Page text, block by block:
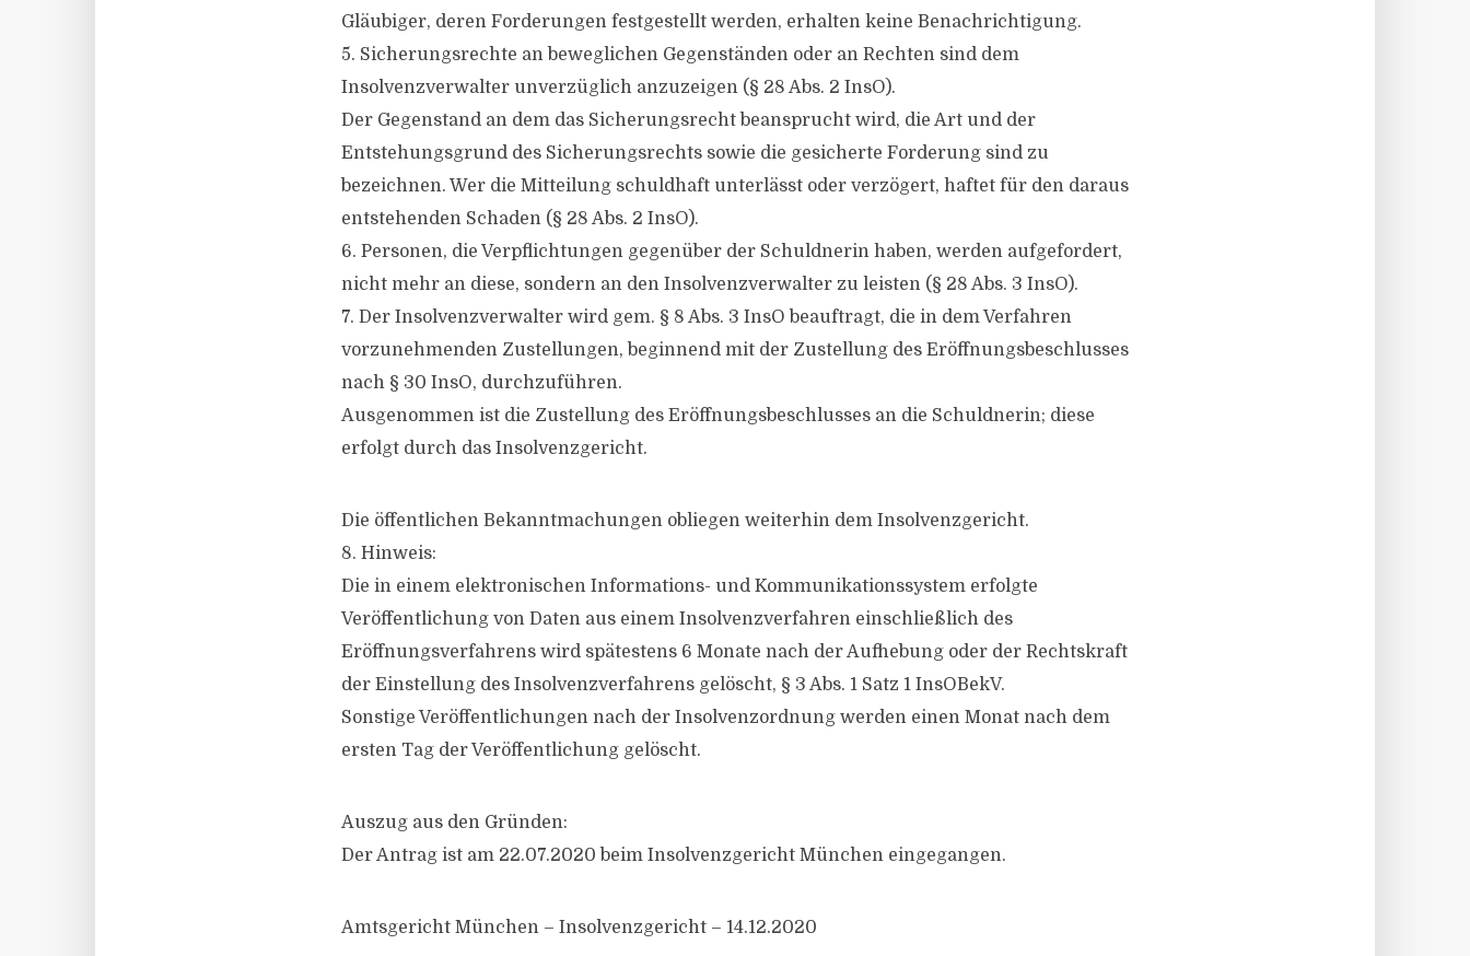
Gläubiger, deren Forderungen festgestellt werden, erhalten keine Benachrichtigung.
5. Sicherungsrechte an beweglichen Gegenständen oder an Rechten sind dem
Insolvenzverwalter unverzüglich anzuzeigen (§ 28 Abs. 2 InsO).
Der Gegenstand an dem das Sicherungsrecht beansprucht wird, die Art und der
Entstehungsgrund des Sicherungsrechts sowie die gesicherte Forderung sind zu
bezeichnen. Wer die Mitteilung schuldhaft unterlässt oder verzögert, haftet für den daraus
entstehenden Schaden (§ 28 Abs. 2 InsO).
6. Personen, die Verpflichtungen gegenüber der Schuldnerin haben, werden aufgefordert,
nicht mehr an diese, sondern an den Insolvenzverwalter zu leisten (§ 28 Abs. 3 InsO).
7. Der Insolvenzverwalter wird gem. § 8 Abs. 3 InsO beauftragt, die in dem Verfahren
vorzunehmenden Zustellungen, beginnend mit der Zustellung des Eröffnungsbeschlusses
nach § 30 InsO, durchzuführen.
Ausgenommen ist die Zustellung des Eröffnungsbeschlusses an die Schuldnerin; diese
erfolgt durch das Insolvenzgericht.
Die öffentlichen Bekanntmachungen obliegen weiterhin dem Insolvenzgericht.
8. Hinweis:
Die in einem elektronischen Informations- und Kommunikationssystem erfolgte
Veröffentlichung von Daten aus einem Insolvenzverfahren einschließlich des
Eröffnungsverfahrens wird spätestens 6 Monate nach der Aufhebung oder der Rechtskraft
der Einstellung des Insolvenzverfahrens gelöscht, § 3 Abs. 1 Satz 1 InsOBekV.
Sonstige Veröffentlichungen nach der Insolvenzordnung werden einen Monat nach dem
ersten Tag der Veröffentlichung gelöscht.
Auszug aus den Gründen:
Der Antrag ist am 22.07.2020 beim Insolvenzgericht München eingegangen.
Amtsgericht München – Insolvenzgericht – 14.12.2020